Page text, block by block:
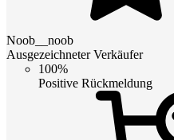
Noob__noob
Ausgezeichneter Verkäufer
100%
Positive Rückmeldung